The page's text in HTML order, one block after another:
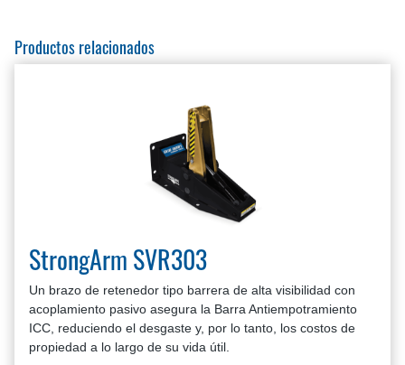
Productos relacionados
StrongArm SVR303
Un brazo de retenedor tipo barrera de alta visibilidad con
acoplamiento pasivo asegura la Barra Antiempotramiento
ICC, reduciendo el desgaste y, por lo tanto, los costos de
propiedad a lo largo de su vida útil.